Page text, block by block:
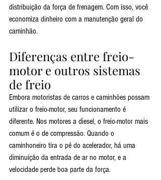
distribuição da força de frenagem. Com isso, você
economiza dinheiro com a manutenção geral do
caminhão.
Diferenças entre freio-
motor e outros sistemas
de freio
Embora motoristas de carros e caminhões possam
utilizar o freio-motor, seu funcionamento é
diferente. Nos motores a diesel, o freio-motor mais
comum é o de compressão. Quando o
caminhoneiro tira o pé do acelerador, há uma
diminuição da entrada de ar no motor, e a
velocidade perde boa parte da força.